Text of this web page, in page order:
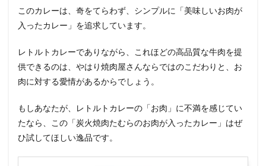
このカレーは、奇をてらわず、シンプルに「美味しいお肉が
入ったカレー」を追求しています。
レトルトカレーでありながら、これほどの高品質な牛肉を提
供できるのは、やはり焼肉屋さんならではのこだわりと、お
肉に対する愛情があるからでしょう。
もしあなたが、レトルトカレーの「お肉」に不満を感じてい
たなら、この「炭火焼肉たむらのお肉が入ったカレー」はぜ
ひ試してほしい逸品です。